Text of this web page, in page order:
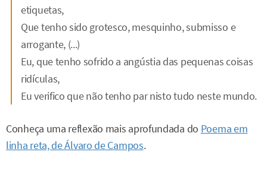
etiquetas,
Que tenho sido grotesco, mesquinho, submisso e
arrogante, (...)
Eu, que tenho sofrido a angústia das pequenas coisas
ridículas,
Eu verifico que não tenho par nisto tudo neste mundo.
Conheça uma reflexão mais aprofundada do Poema em
linha reta, de Álvaro de Campos.